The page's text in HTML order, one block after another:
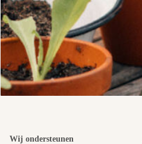
Wij ondersteunen